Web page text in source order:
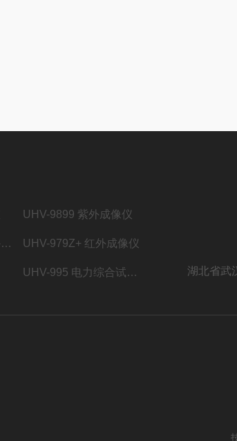
UHV-9899 紫外成像仪
UHV-9897 便携式红外成像仪 UHV-979Z+ 红外成像仪
UHV-995 电力综合试验车